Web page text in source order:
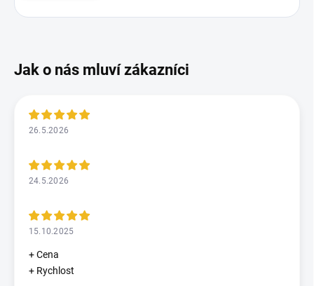
26.5.2026
24.5.2026
15.10.2025
+ Cena
+ Rychlost